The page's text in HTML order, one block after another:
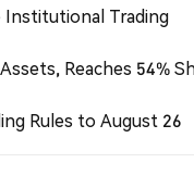
Institutional Trading
Reaches 54%
Rules to August 26